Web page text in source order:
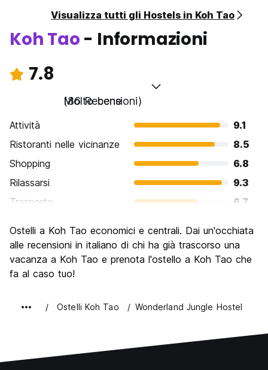
Visualizza tutti gli Hostels in Koh Tao
Koh Tao - Informazioni
7.8
Molto bene
(86 Recensioni)
Attività
9.1
Ristoranti nelle vicinanze
8.5
Shopping
6.8
Rilassarsi
9.3
Trasporto
6.7
Luoghi di interesse culturale
6.1
Festa / Vita notturna
8.3
Qualita' Prezzo
Ostelli a Koh Tao economici e centrali. Dai un'occhiata
alle recensioni in italiano di chi ha già trascorso una
vacanza a Koh Tao e prenota l'ostello a Koh Tao che
fa al caso tuo!
Ostelli Koh Tao Wonderland Jungle Hostel